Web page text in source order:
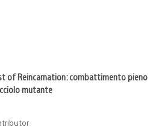
of Reincarnation: combattimento pieno
mutante